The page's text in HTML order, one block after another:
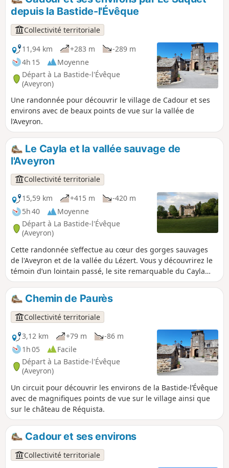
depuis la Bastide-l'Évêque
Collectivité territoriale
11,94 km
+283 m
-289 m
4h 15
Moyenne
Départ à La Bastide-l'Évêque
(Aveyron)
Une randonnée pour découvrir le village de Cadour et ses
environs avec de beaux points de vue sur la vallée de
l’Aveyron.
Le Cayla et la vallée sauvage de
l'Aveyron
Collectivité territoriale
15,59 km
+415 m
-420 m
5h 40
Moyenne
Départ à La Bastide-l'Évêque
(Aveyron)
Cette randonnée s’effectue au cœur des gorges sauvages
de l'Aveyron et de la vallée du Lézert. Vous y découvrirez le
témoin d’un lointain passé, le site remarquable du Cayla
avec son pont aux origines antiques, sa tour de guet du
Moyen Age et son ancien hameau.
Chemin de Paurès
Collectivité territoriale
3,12 km
+79 m
-86 m
1h 05
Facile
Départ à La Bastide-l'Évêque
(Aveyron)
Un circuit pour découvrir les environs de la Bastide-l’Évêque
avec de magnifiques points de vue sur le village ainsi que
sur le château de Réquista.
Cadour et ses environs
Collectivité territoriale